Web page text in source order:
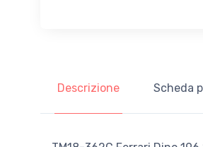
Descrizione Scheda